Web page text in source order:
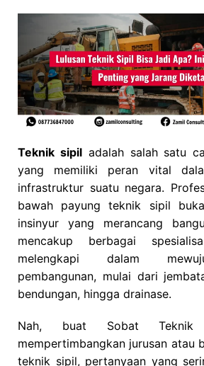
Teknik sipiladalah salah satu
yang memiliki peran vital
infrastruktur suatu negara.
bawah payung teknik sipil
insinyur yang merancang
mencakup berbagai
melengkapi dalam
pembangunan, mulai dari
bendungan, hingga drainase.
Nah, buat Sobat Teknik
mempertimbangkan jurusan atau
teknik sipil, pertanyaan yang